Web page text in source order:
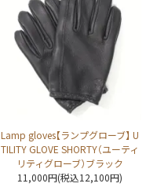
Lamp gloves【ランプグローブ】 U
TILITY GLOVE SHORTY（ユーティ
リティグローブ）ブラック
11,000円(税込12,100円)